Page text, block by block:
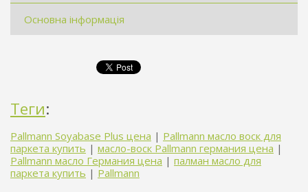
Основна інформація
Теги:
Pallmann Soyabase Plus цена | Pallmann масло воск для
паркета купить | масло-воск Pallmann германия цена |
Pallmann масло Германия цена | палман масло для
паркета купить | Pallmann